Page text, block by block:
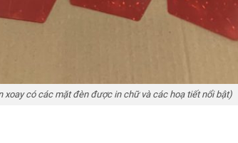
xoay có các mặt đèn được in chữ và các hoạ tiết nổi bật)